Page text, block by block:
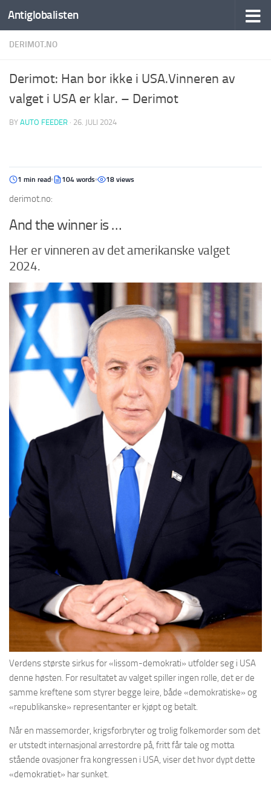
Antiglobalisten
DERIMOT.NO
Derimot: Han bor ikke i USA.Vinneren av
valget i USA er klar. – Derimot
BY AUTO FEEDER · 26. JULI 2024
1 min read 104 words 18 views
derimot.no:
And the winner is …
Her er vinneren av det amerikanske valget
2024.
Verdens største sirkus for «lissom-demokrati» utfolder seg i USA
denne høsten. For resultatet av valget spiller ingen rolle, det er de
samme kreftene som styrer begge leire, både «demokratiske» og
«republikanske» representanter er kjøpt og betalt.
Når en massemorder, krigsforbryter og trolig folkemorder som det
er utstedt internasjonal arrestordre på, fritt får tale og motta
stående ovasjoner fra kongressen i USA, viser det hvor dypt dette
«demokratiet» har sunket.